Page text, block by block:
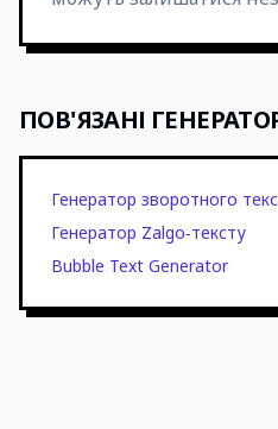
ПОВ'ЯЗАНІ
Генератор зворотного
Генератор Zalgo‑тексту
Bubble Text Generator